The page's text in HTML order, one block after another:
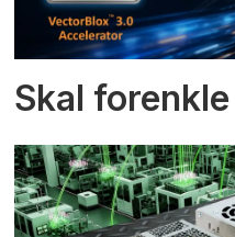
Skal forenkle